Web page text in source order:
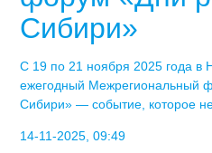
Сибири»
С 19 по 21 ноября 2025 года в
ежегодный Межрегиональный
Сибири» — событие, которое
14-11-2025, 09:49